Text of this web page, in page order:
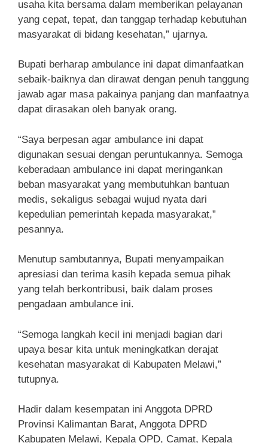
usaha kita bersama dalam memberikan pelayanan
yang cepat, tepat, dan tanggap terhadap kebutuhan
masyarakat di bidang kesehatan,” ujarnya.
Bupati berharap ambulance ini dapat dimanfaatkan
sebaik-baiknya dan dirawat dengan penuh tanggung
jawab agar masa pakainya panjang dan manfaatnya
dapat dirasakan oleh banyak orang.
“Saya berpesan agar ambulance ini dapat
digunakan sesuai dengan peruntukannya. Semoga
keberadaan ambulance ini dapat meringankan
beban masyarakat yang membutuhkan bantuan
medis, sekaligus sebagai wujud nyata dari
kepedulian pemerintah kepada masyarakat,”
pesannya.
Menutup sambutannya, Bupati menyampaikan
apresiasi dan terima kasih kepada semua pihak
yang telah berkontribusi, baik dalam proses
pengadaan ambulance ini.
“Semoga langkah kecil ini menjadi bagian dari
upaya besar kita untuk meningkatkan derajat
kesehatan masyarakat di Kabupaten Melawi,”
tutupnya.
Hadir dalam kesempatan ini Anggota DPRD
Provinsi Kalimantan Barat, Anggota DPRD
Kabupaten Melawi, Kepala OPD, Camat, Kepala